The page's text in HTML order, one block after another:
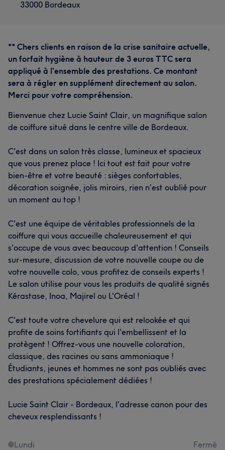
33000 Bordeaux
** Chers clients en raison de la crise sanitaire actuelle,
un forfait hygiène à hauteur de 3 euros TTC sera
appliqué à l'ensemble des prestations. Ce montant
sera à régler en supplément directement au salon.
Merci pour votre compréhension.
Bienvenue chez Lucie Saint Clair, un magnifique salon
de coiffure situé dans le centre ville de Bordeaux.
C'est dans un salon très classe, lumineux et spacieux
que vous prenez place ! Ici tout est fait pour votre
bien-être et votre beauté : sièges confortables,
décoration soignée, jolis miroirs, rien n'est oublié pour
un moment au top !
C'est une équipe de véritables professionnels de la
coiffure qui vous accueille chaleureusement et qui
s'occupe de vous avec beaucoup d'attention ! Conseils
sur-mesure, discussion de votre nouvelle coupe ou de
votre nouvelle colo, vous profitez de conseils experts !
Le salon utilise pour vous les produits de qualité signés
Kérastase, Inoa, Majirel ou L'Oréal !
C'est toute votre chevelure qui est relookée et qui
profite de soins fortifiants qui l'embellissent et la
protègent ! Offrez-vous une nouvelle coloration,
classique, des racines ou sans ammoniaque !
Étudiants, jeunes et hommes ne sont pas oubliés avec
des prestations spécialement dédiées !
Lucie Saint Clair - Bordeaux, l'adresse canon pour des
cheveux resplendissants !
Lundi Fermé